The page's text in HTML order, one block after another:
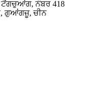
ਟੋਂਗਚੁਆਂਗ, ਨੰਬਰ 418
ਗੁਆਂਗਜ਼ੂ, ਚੀਨ